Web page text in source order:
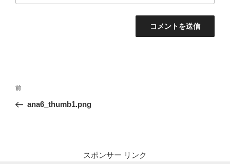
投
ナ
前
の
前
ana6_thumb1.png
スポンサー リンク